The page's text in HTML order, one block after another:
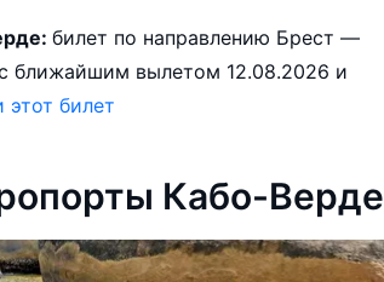
билет по направлению Брест —
этот билет
Кабо-Верде